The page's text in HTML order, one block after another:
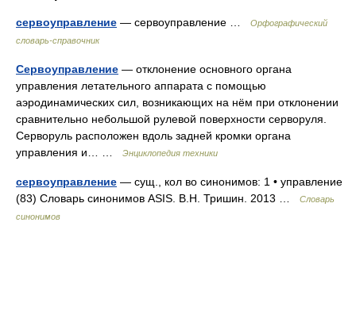
сервоуправление — сервоуправление …
Орфографический
словарь-справочник
Сервоуправление — отклонение основного органа
управления летательного аппарата с помощью
аэродинамических сил, возникающих на нём при отклонении
сравнительно небольшой рулевой поверхности серворуля.
Серворуль расположен вдоль задней кромки органа
управления и… …
Энциклопедия техники
сервоуправление — сущ., кол во синонимов: 1 • управление
(83) Словарь синонимов ASIS. В.Н. Тришин. 2013 …
Словарь
синонимов